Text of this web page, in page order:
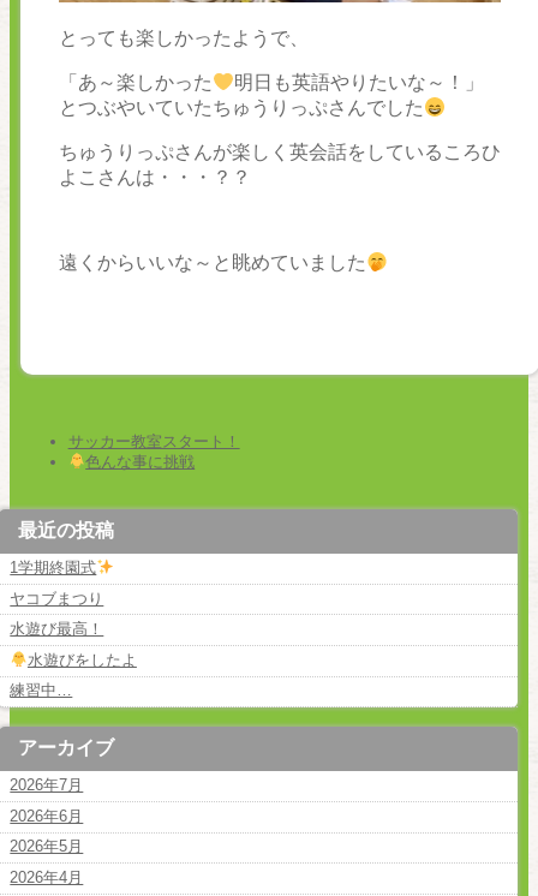
とっても楽しかったようで、
「あ～楽しかった
明日も英語やりたいな～！」
とつぶやいていたちゅうりっぷさんでした
ちゅうりっぷさんが楽しく英会話をしているころひ
よこさんは・・・？？
遠くからいいな～と眺めていました
サッカー教室スタート！
色んな事に挑戦
最近の投稿
1学期終園式
ヤコブまつり
水遊び最高！
水遊びをしたよ
練習中…
アーカイブ
2026年7月
2026年6月
2026年5月
2026年4月